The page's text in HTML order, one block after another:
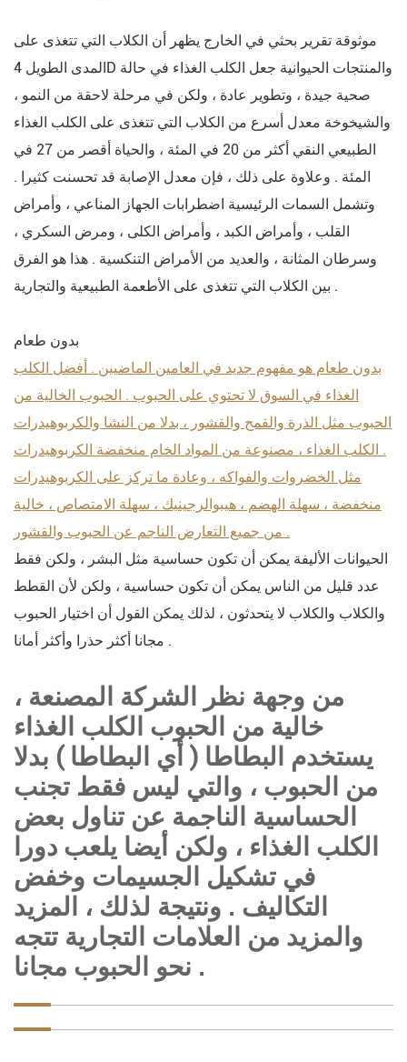
موثوقة تقرير بحثي في الخارج يظهر أن الكلاب التي تتغذى على
المدى الطويل 4D والمنتجات الحيوانية جعل الكلب الغذاء في حالة
صحية جيدة ، وتطوير عادة ، ولكن في مرحلة لاحقة من النمو ،
والشيخوخة معدل أسرع من الكلاب التي تتغذى على الكلب الغذاء
الطبيعي النقي أكثر من 20 في المئة ، والحياة أقصر من 27 في
المئة . وعلاوة على ذلك ، فإن معدل الإصابة قد تحسنت كثيرا .
وتشمل السمات الرئيسية اضطرابات الجهاز المناعي ، وأمراض
القلب ، وأمراض الكبد ، وأمراض الكلى ، ومرض السكري ،
وسرطان المثانة ، والعديد من الأمراض التنكسية . هذا هو الفرق
بين الكلاب التي تتغذى على الأطعمة الطبيعية والتجارية .
بدون طعام
بدون طعام هو مفهوم جديد في العامين الماضيين . أفضل الكلب
الغذاء في السوق لا تحتوي على الحبوب . الحبوب الخالية من
الحبوب مثل الذرة والقمح والقشور ، بدلا من النشا والكربوهيدرات
. الكلب الغذاء ، مصنوعة من المواد الخام منخفضة الكربوهيدرات
مثل الخضروات والفواكه ، وعادة ما تركز على الكربوهيدرات
منخفضة ، سهلة الهضم ، هيبوالرجينيك ، سهلة الامتصاص ، خالية
من جميع التعارض الناجم عن الحبوب والقشور .
الحيوانات الأليفة يمكن أن تكون حساسية مثل البشر ، ولكن فقط
عدد قليل من الناس يمكن أن تكون حساسية ، ولكن لأن القطط
والكلاب والكلاب لا يتحدثون ، لذلك يمكن القول أن اختيار الحبوب
مجانا أكثر حذرا وأكثر أمانا .
من وجهة نظر الشركة المصنعة ،
خالية من الحبوب الكلب الغذاء
يستخدم البطاطا ( أي البطاطا ) بدلا
من الحبوب ، والتي ليس فقط تجنب
الحساسية الناجمة عن تناول بعض
الكلب الغذاء ، ولكن أيضا يلعب دورا
في تشكيل الجسيمات وخفض
التكاليف . ونتيجة لذلك ، المزيد
والمزيد من العلامات التجارية تتجه
نحو الحبوب مجانا .